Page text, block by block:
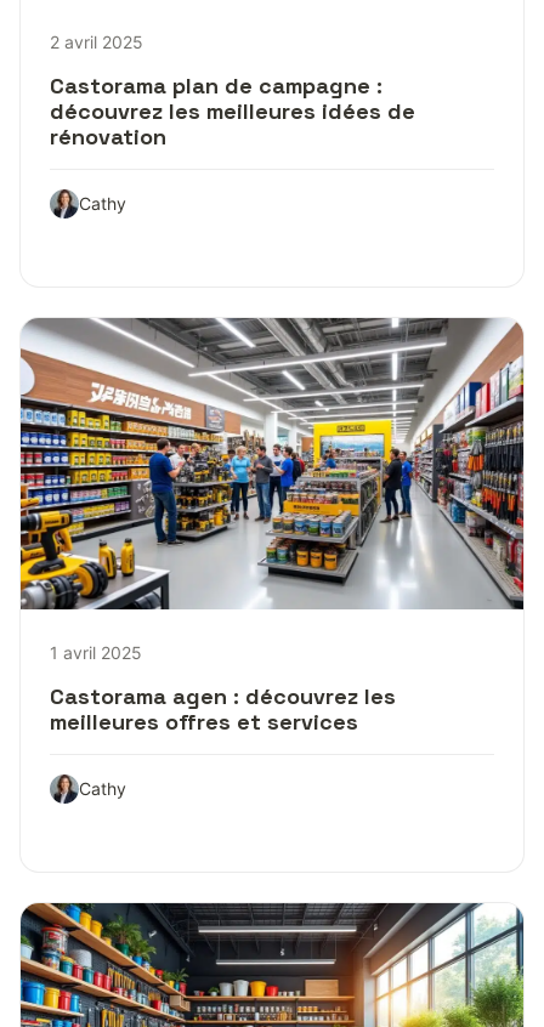
2 avril 2025
Castorama plan de campagne :
découvrez les meilleures idées de
rénovation
Cathy
1 avril 2025
Castorama agen : découvrez les
meilleures offres et services
Cathy